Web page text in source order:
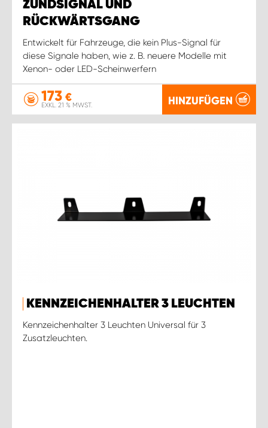
ZÜNDSIGNAL UND
RÜCKWÄRTSGANG
Entwickelt für Fahrzeuge, die kein Plus-Signal für
diese Signale haben, wie z. B. neuere Modelle mit
Xenon- oder LED-Scheinwerfern
173 €
EXKL. 21 % MWST. HINZUFÜGEN
KENNZEICHENHALTER 3 LEUCHTEN
Kennzeichenhalter 3 Leuchten Universal für 3
Zusatzleuchten.